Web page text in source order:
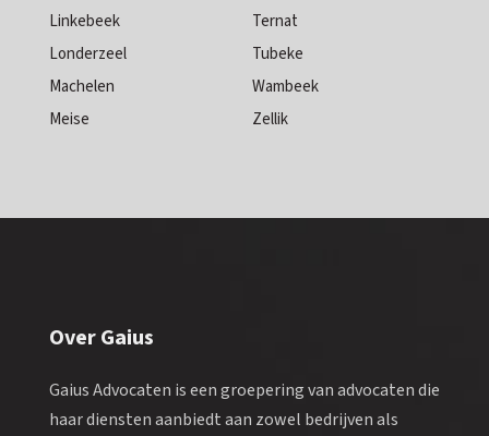
Linkebeek
Londerzeel
Machelen
Meise
Ternat
Tubeke
Wambeek
Zellik
Over Gaius
Gaius Advocaten is een groepering van advocaten die
haar diensten aanbiedt aan zowel bedrijven als